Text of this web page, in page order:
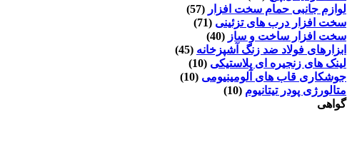
لوازم جانبی حمام سخت افزار (57)
سخت افزار درب های تزئینی (71)
سخت افزار ساخت و ساز (40)
ابزارهای فولاد ضد زنگ آشپزخانه (45)
لینک های زنجیره ای پلاستیکی (10)
جوشکاری قاب های آلومینیومی (10)
متالورژی پودر تیتانیوم (10)
گواهی